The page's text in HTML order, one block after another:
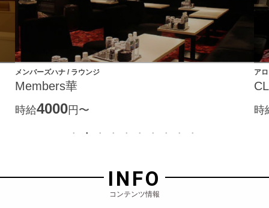
メンバーズハナ / ラウンジ
Members華
時給4000円〜
ア
時
INFO
コンテンツ情報